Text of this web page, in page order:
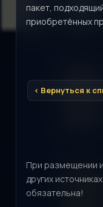
пакет,
приобретённых
< Вернуться к
При размещении
других источниках
обязательна!